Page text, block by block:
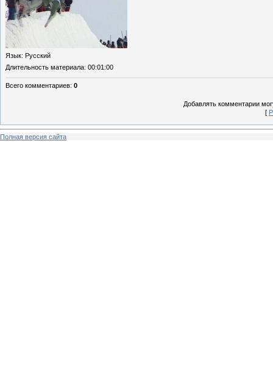
Язык: Русский
Длительность материала: 00:01:00
Всего комментариев: 0
Добавлять комментарии
[
Полная версия сайта